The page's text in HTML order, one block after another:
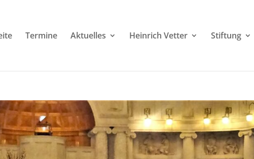
Termine Aktuelles Heinrich Vetter Stiftung